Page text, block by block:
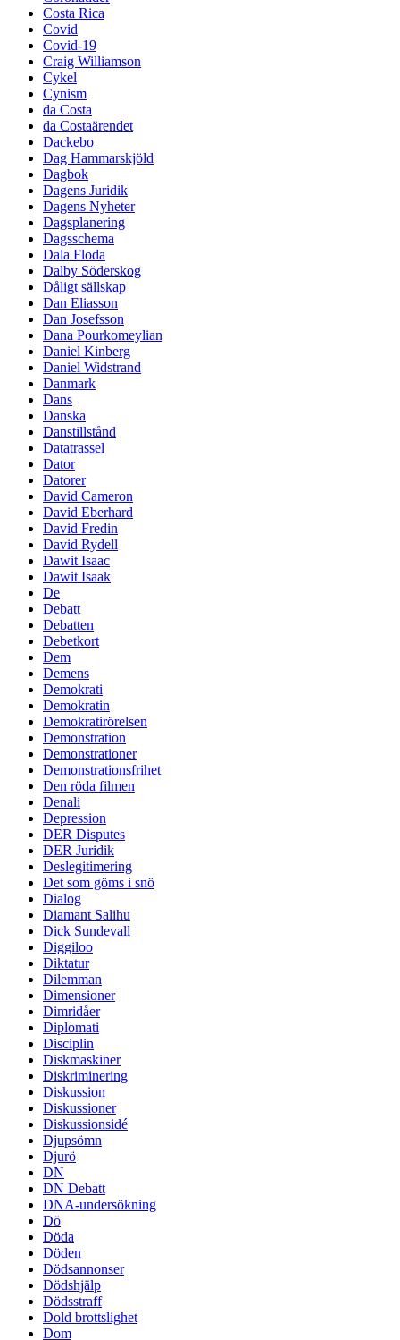
Costa Rica
Covid
Covid-19
Craig Williamson
Cykel
Cynism
da Costa
da Costaärendet
Dackebo
Dag Hammarskjöld
Dagbok
Dagens Juridik
Dagens Nyheter
Dagsplanering
Dagsschema
Dala Floda
Dalby Söderskog
Dåligt sällskap
Dan Eliasson
Dan Josefsson
Dana Pourkomeylian
Daniel Kinberg
Daniel Widstrand
Danmark
Dans
Danska
Danstillstånd
Datatrassel
Dator
Datorer
David Cameron
David Eberhard
David Fredin
David Rydell
Dawit Isaac
Dawit Isaak
De
Debatt
Debatten
Debetkort
Dem
Demens
Demokrati
Demokratin
Demokratirörelsen
Demonstration
Demonstrationer
Demonstrationsfrihet
Den röda filmen
Denali
Depression
DER Disputes
DER Juridik
Deslegitimering
Det som göms i snö
Dialog
Diamant Salihu
Dick Sundevall
Diggiloo
Diktatur
Dilemman
Dimensioner
Dimridåer
Diplomati
Disciplin
Diskmaskiner
Diskriminering
Diskussion
Diskussioner
Diskussionsidé
Djupsömn
Djurö
DN
DN Debatt
DNA-undersökning
Dö
Döda
Döden
Dödsannonser
Dödshjälp
Dödsstraff
Dold brottslighet
Dom